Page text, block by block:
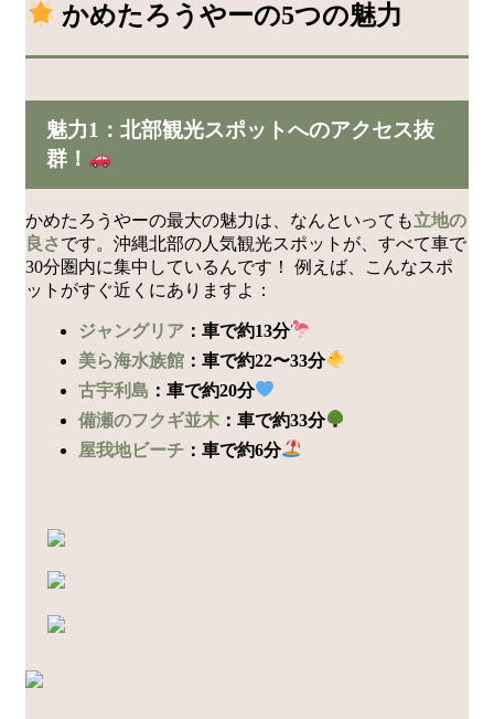
かめたろうやーの5つの魅力
魅力1：北部観光スポットへのアクセス抜
群！
かめたろうやーの最大の魅力は、なんといっても立地の
良さです。沖縄北部の人気観光スポットが、すべて車で
30分圏内に集中しているんです！ 例えば、こんなスポ
ットがすぐ近くにありますよ：
ジャングリア ：車で約13分
美ら海水族館 ：車で約22〜33分
古宇利島 ：車で約20分
備瀬のフクギ並木 ：車で約33分
屋我地ビーチ ：車で約6分